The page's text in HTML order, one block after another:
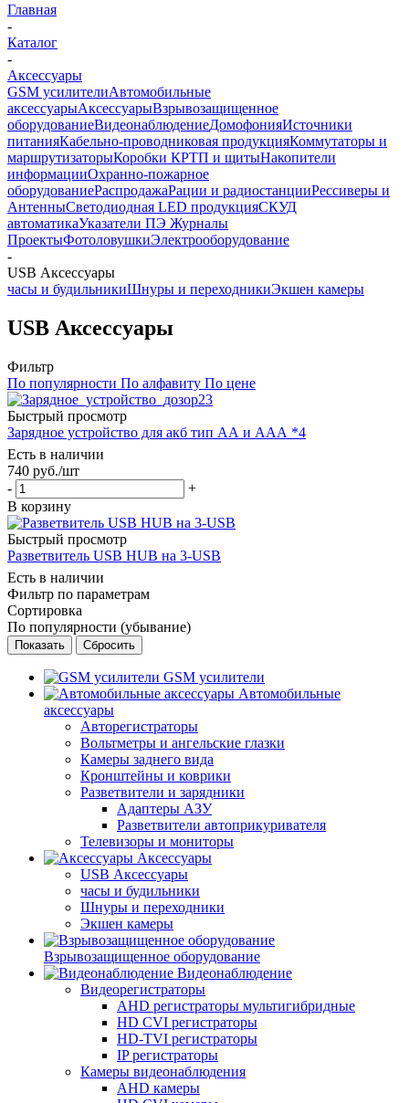
Главная
-
Каталог
-
Аксессуары
GSM усилителиАвтомобильные
аксессуарыАксессуарыВзрывозащищенное
оборудованиеВидеонаблюдениеДомофонияИсточники
питанияКабельно-проводниковая продукцияКоммутаторы и
маршрутизаторыКоробки КРТП и щитыНакопители
информацииОхранно-пожарное
оборудованиеРаспродажаРации и радиостанцииРессиверы и
АнтенныСветодиодная LED продукцияСКУД
автоматикаУказатели ПЭ Журналы
ПроектыФотоловушкиЭлектрооборудование
-
USB Аксессуары
часы и будильникиШнуры и переходникиЭкшен камеры
USB Аксессуары
Фильтр
По популярности По алфавиту По цене
Быстрый просмотр
Зарядное устройство для акб тип АА и ААА *4
Есть в наличии
740 руб./шт
-
+
В корзину
Быстрый просмотр
Разветвитель USB HUB на 3-USB
Есть в наличии
Фильтр по параметрам
Сортировка
По популярности (убывание)
Сбросить
GSM усилители
Автомобильные
аксессуары
Авторегистраторы
Вольтметры и ангельские глазки
Камеры заднего вида
Кронштейны и коврики
Разветвители и зарядники
Адаптеры АЗУ
Разветвители автоприкуривателя
Телевизоры и мониторы
Аксессуары
USB Аксессуары
часы и будильники
Шнуры и переходники
Экшен камеры
Взрывозащищенное оборудование
Видеонаблюдение
Видеорегистраторы
AHD регистраторы мультигибридные
HD CVI регистраторы
HD-TVI регистраторы
IP регистраторы
Камеры видеонаблюдения
AHD камеры